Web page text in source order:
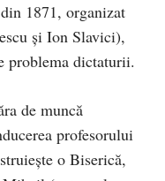
1871, organizat
și Ion Slavici),
problema dictaturii.
de muncă
profesorului
o Biserică,